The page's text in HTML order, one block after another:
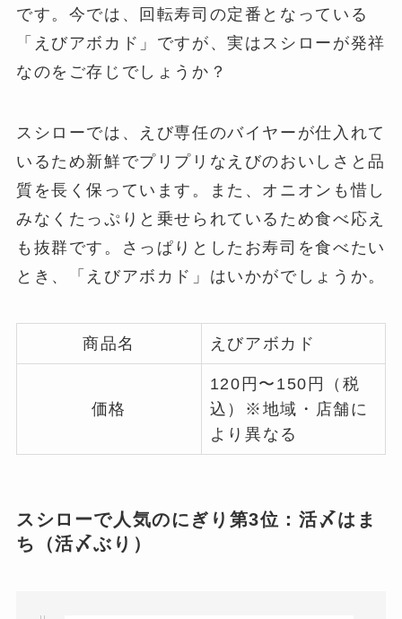
です。今では、回転寿司の定番となっている
「えびアボカド」ですが、実はスシローが発祥
なのをご存じでしょうか？
スシローでは、えび専任のバイヤーが仕入れて
いるため新鮮でプリプリなえびのおいしさと品
質を長く保っています。また、オニオンも惜し
みなくたっぷりと乗せられているため食べ応え
も抜群です。さっぱりとしたお寿司を食べたい
とき、「えびアボカド」はいかがでしょうか。
商品名 えびアボカド
価格
120円〜150円（税
込）※地域・店舗に
より異なる
スシローで人気のにぎり第3位：活〆はま
ち（活〆ぶり）